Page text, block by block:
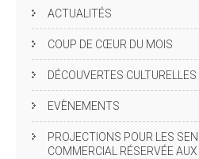
ACTUALITÉS
COUP DE CŒUR DU MOIS
DÉCOUVERTES CULTURELLES
EVÈNEMENTS
PROJECTIONS POUR LES
COMMERCIAL RÉSERVÉE